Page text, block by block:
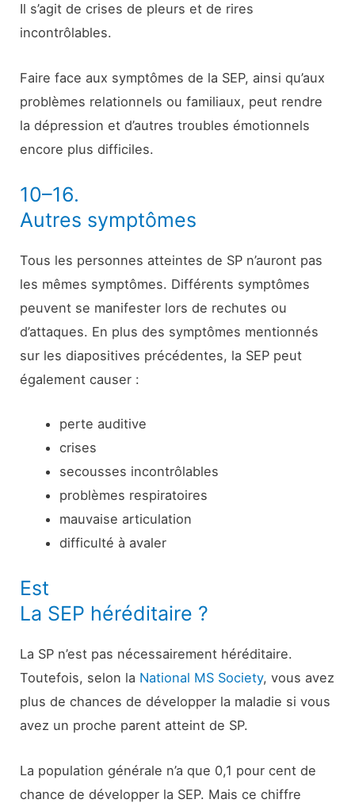
Il s’agit de crises de pleurs et de rires
incontrôlables.
Faire face aux symptômes de la SEP, ainsi qu’aux
problèmes relationnels ou familiaux, peut rendre
la dépression et d’autres troubles émotionnels
encore plus difficiles.
10–16.
Autres symptômes
Tous les personnes atteintes de SP n’auront pas
les mêmes symptômes. Différents symptômes
peuvent se manifester lors de rechutes ou
d’attaques. En plus des symptômes mentionnés
sur les diapositives précédentes, la SEP peut
également causer :
perte auditive
crises
secousses incontrôlables
problèmes respiratoires
mauvaise articulation
difficulté à avaler
Est
La SEP héréditaire ?
La SP n’est pas nécessairement héréditaire.
Toutefois, selon la National MS Society, vous avez
plus de chances de développer la maladie si vous
avez un proche parent atteint de SP.
La population générale n’a que 0,1 pour cent de
chance de développer la SEP. Mais ce chiffre